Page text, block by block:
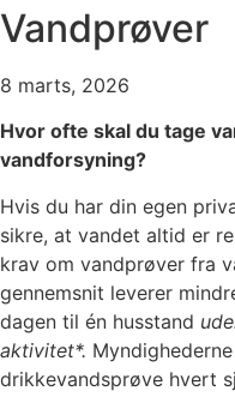
Vandprøver
8 marts, 2026
Hvor ofte skal du tage
vandforsyning?
Hvis du har din egen
sikre, at vandet altid er
krav om vandprøver fra
gennemsnit leverer
dagen til én husstand
aktivitet*.
drikkevandsprøve hvert